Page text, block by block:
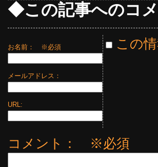
◆この記事へのコメ
お名前： ※必須
メールアドレス：
URL:
この
コメント： ※必須